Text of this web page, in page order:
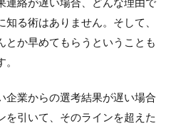
連絡が遅い場合、どんな理由で
る術はありません。そして、
とか早めてもらうということも
企業からの選考結果が遅い場合
を引いて、そのラインを超えた